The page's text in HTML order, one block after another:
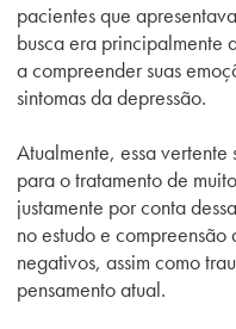
pacientes que
busca era principalmente
a compreender suas
sintomas da depressão.
Atualmente, essa
para o tratamento de
justamente por conta
no estudo e compreensão
negativos, assim como
pensamento atual.